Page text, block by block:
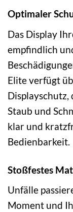
Optimaler
Das Display
empfindlich
Elite verfügt
Staub und
klar und
Bedienbarkeit.
Stoßfestes
Unfälle
Moment und